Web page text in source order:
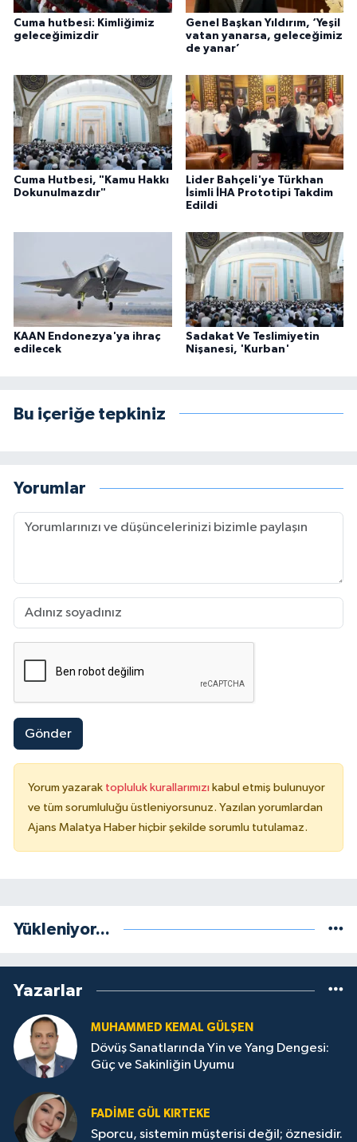
Cuma hutbesi: Kimliğimiz
geleceğimizdir
Genel Başkan Yıldırım, ‘Yeşil
vatan yanarsa, geleceğimiz
de yanar’
Cuma Hutbesi, "Kamu Hakkı
Dokunulmazdır"
Lider Bahçeli'ye Türkhan
İsimli İHA Prototipi Takdim
Edildi
KAAN Endonezya'ya ihraç
edilecek
Sadakat Ve Teslimiyetin
Nişanesi, 'Kurban'
Bu içeriğe tepkiniz
Yorumlar
Gönder
Yorum yazarak topluluk kurallarımızı kabul etmiş bulunuyor
ve tüm sorumluluğu üstleniyorsunuz. Yazılan yorumlardan
Ajans Malatya Haber hiçbir şekilde sorumlu tutulamaz.
Yükleniyor...
Yazarlar
MUHAMMED KEMAL GÜLŞEN
Dövüş Sanatlarında Yin ve Yang Dengesi:
Güç ve Sakinliğin Uyumu
FADIME GÜL KIRTEKE
Sporcu, sistemin müşterisi değil; öznesidir.